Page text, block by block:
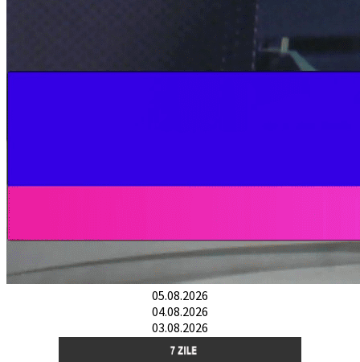
05.08.2026
04.08.2026
03.08.2026